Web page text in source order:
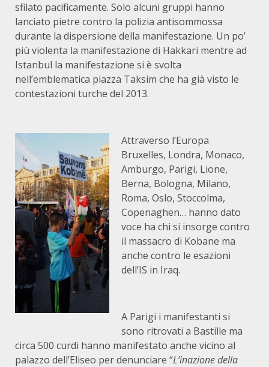
sfilato pacificamente. Solo alcuni gruppi hanno
lanciato pietre contro la polizia antisommossa
durante la dispersione della manifestazione. Un po’
più violenta la manifestazione di Hakkari mentre ad
Istanbul la manifestazione si è svolta
nell’emblematica piazza Taksim che ha già visto le
contestazioni turche del 2013.
Attraverso l’Europa
Bruxelles, Londra, Monaco,
Amburgo, Parigi, Lione,
Berna, Bologna, Milano,
Roma, Oslo, Stoccolma,
Copenaghen… hanno dato
voce ha chi si insorge contro
il massacro di Kobane ma
anche contro le esazioni
dell’IS in Iraq.
A Parigi i manifestanti si
sono ritrovati a Bastille ma
circa 500 curdi hanno manifestato anche vicino al
palazzo dell’Eliseo per denunciare “L’inazione della